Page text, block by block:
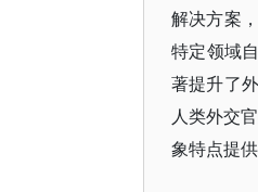
解决方案
特定领域
著提升了
人类外交
象特点提